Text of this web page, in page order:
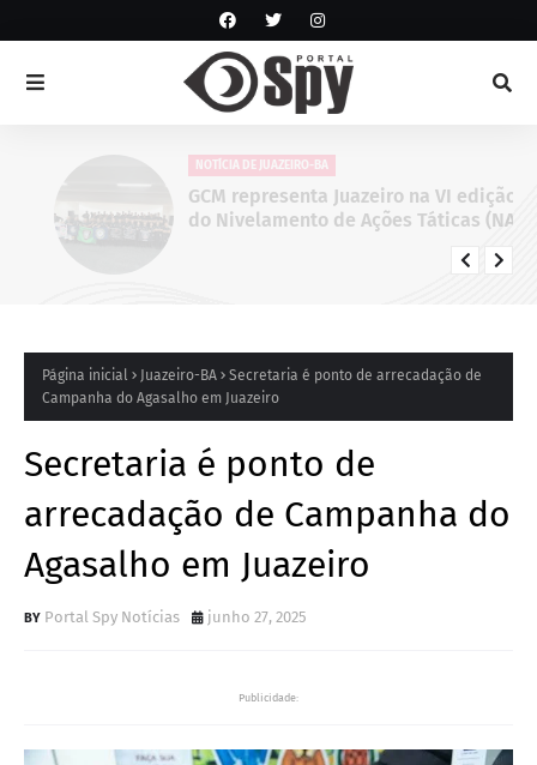
NOTÍCIA DE JUAZEIRO-BA
GCM representa Juazeiro na VI edição
do Nivelamento de Ações Táticas (NAT-
ROMU), em Cabo de Santo Agostinho
Página inicial Juazeiro-BA
Secretaria é ponto de arrecadação de
Campanha do Agasalho em Juazeiro
Secretaria é ponto de
arrecadação de Campanha do
Agasalho em Juazeiro
Portal Spy Notícias junho 27, 2025
Publicidade: